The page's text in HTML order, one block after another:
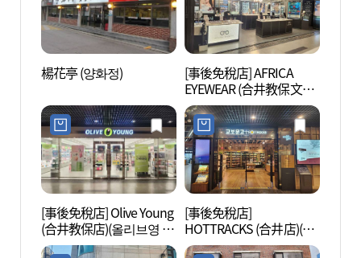
楊花亭 (양화정)
[事後免稅店] AFRICA
EYEWEAR (合井教保文庫
店)(아프리카안경 합정교
보문고점)
[事後免稅店] Olive Young
(合井教保店)(올리브영 합
정교보점)
[事後免稅店]
HOTTRACKS (合井店)(핫
트랙스 합정점)